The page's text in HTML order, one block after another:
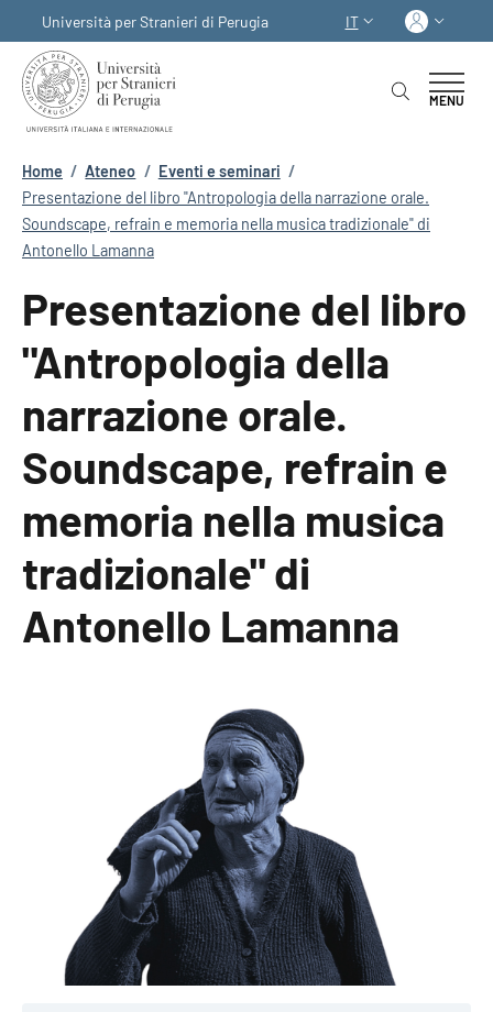
Università per Stranieri di Perugia
SELETTORE LINGUA:
IT
MENU
Briciole di pane
Home / Ateneo / Eventi e seminari /
Presentazione del libro "Antropologia della narrazione orale.
Soundscape, refrain e memoria nella musica tradizionale" di
Antonello Lamanna
Presentazione del libro
"Antropologia della
narrazione orale.
Soundscape, refrain e
memoria nella musica
tradizionale" di
Antonello Lamanna